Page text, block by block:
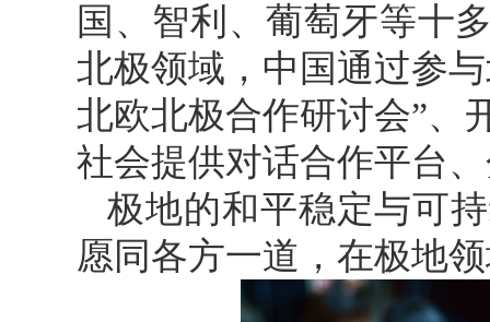
国、智利、葡萄牙等十
北极领域，中国通过参
北欧北极合作研讨会”、
社会提供对话合作平台
极地的和平稳定与可
愿同各方一道，在极地